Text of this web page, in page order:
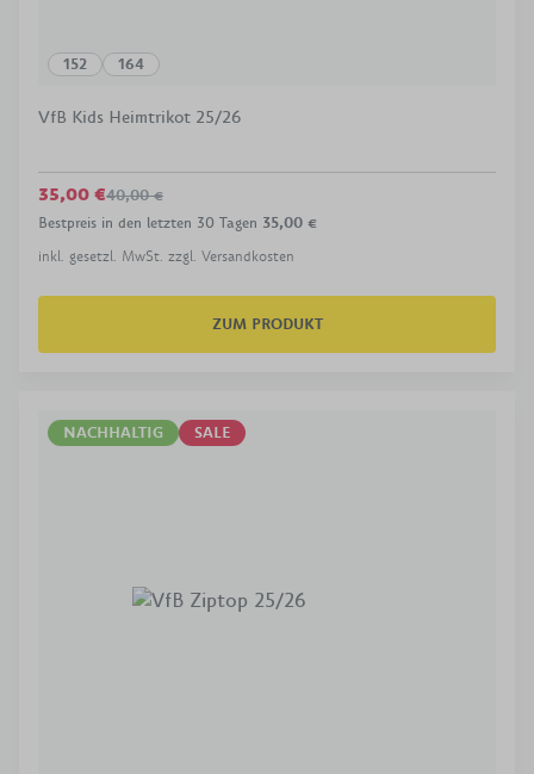
152 164
VfB Kids Heimtrikot 25/26
35,00 €40,00 €
Bestpreis in den letzten 30 Tagen 35,00 €
inkl. gesetzl. MwSt. zzgl. Versandkosten
ZUM PRODUKT
NACHHALTIG SALE